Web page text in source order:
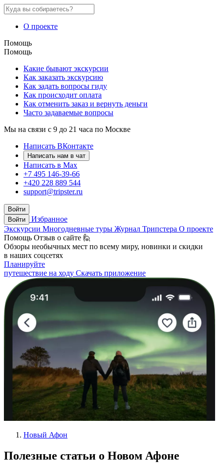
О проекте
Помощь
Помощь
Какие бывают экскурсии
Как заказать экскурсию
Как задать вопросы гиду
Как происходит оплата
Как отменить заказ и вернуть деньги
Часто задаваемые вопросы
Мы на связи с 9 до 21 часа по Москве
Написать ВКонтакте
Написать нам в чат
Написать в Max
+7 495 146-39-66
+420 228 889 544
support@tripster.ru
Войти
Войти
Избранное
Экскурсии Многодневные туры Журнал Трипстера О проекте
Помощь Отзыв о сайте 🙋
Обзоры необычных мест по всему миру, новинки и скидки
в наших соцсетях
Планируйте
путешествие на ходу Скачать приложение
Новый Афон
Полезные статьи о Новом Афоне